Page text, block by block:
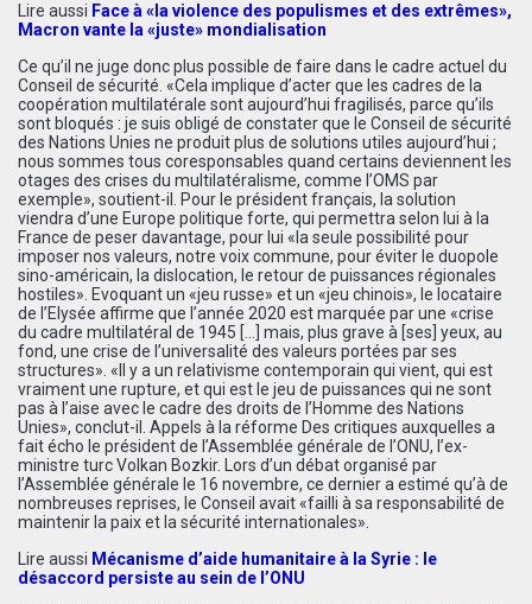
Lire aussi Face à «la violence des populismes et des extrêmes»,
Macron vante la «juste» mondialisation
Ce qu’il ne juge donc plus possible de faire dans le cadre actuel du
Conseil de sécurité. «Cela implique d’acter que les cadres de la
coopération multilatérale sont aujourd’hui fragilisés, parce qu’ils
sont bloqués : je suis obligé de constater que le Conseil de sécurité
des Nations Unies ne produit plus de solutions utiles aujourd’hui ;
nous sommes tous coresponsables quand certains deviennent les
otages des crises du multilatéralisme, comme l’OMS par
exemple», soutient-il. Pour le président français, la solution
viendra d’une Europe politique forte, qui permettra selon lui à la
France de peser davantage, pour lui «la seule possibilité pour
imposer nos valeurs, notre voix commune, pour éviter le duopole
sino-américain, la dislocation, le retour de puissances régionales
hostiles». Evoquant un «jeu russe» et un «jeu chinois», le locataire
de l’Elysée affirme que l’année 2020 est marquée par une «crise
du cadre multilatéral de 1945 […] mais, plus grave à [ses] yeux, au
fond, une crise de l’universalité des valeurs portées par ses
structures». «Il y a un relativisme contemporain qui vient, qui est
vraiment une rupture, et qui est le jeu de puissances qui ne sont
pas à l’aise avec le cadre des droits de l’Homme des Nations
Unies», conclut-il. Appels à la réforme Des critiques auxquelles a
fait écho le président de l’Assemblée générale de l’ONU, l’ex-
ministre turc Volkan Bozkir. Lors d’un débat organisé par
l’Assemblée générale le 16 novembre, ce dernier a estimé qu’à de
nombreuses reprises, le Conseil avait «failli à sa responsabilité de
maintenir la paix et la sécurité internationales».
Lire aussi Mécanisme d’aide humanitaire à la Syrie : le
désaccord persiste au sein de l’ONU